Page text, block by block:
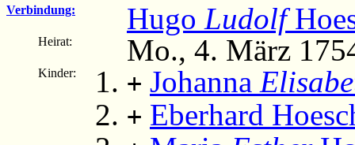
Verbindung: Hugo Ludolf
Heirat: Mo., 4. März
Kinder: + Johanna
+ Eberhard